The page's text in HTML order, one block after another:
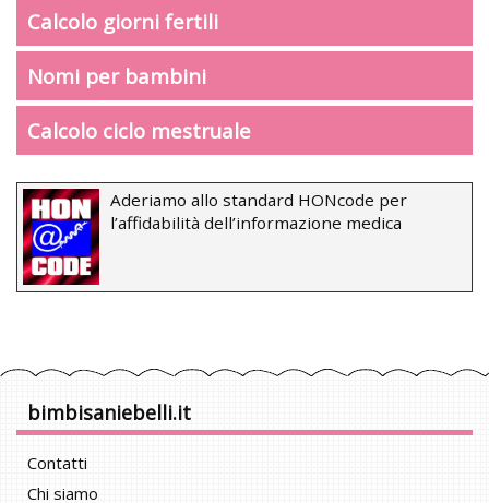
Calcolo giorni fertili
Nomi per bambini
Calcolo ciclo mestruale
Aderiamo allo standard HONcode per
l’affidabilità dell’informazione medica
bimbisaniebelli.it
Contatti
Chi siamo